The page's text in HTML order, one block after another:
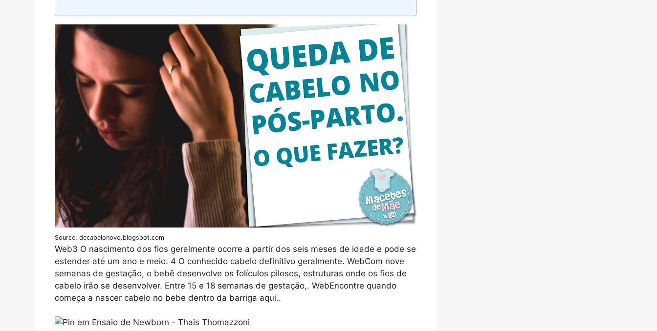
Source: decabelonovo.blogspot.com
Web3 O nascimento dos fios geralmente ocorre a partir dos seis meses de idade e pode se
estender até um ano e meio. 4 O conhecido cabelo definitivo geralmente. WebCom nove
semanas de gestação, o bebê desenvolve os folículos pilosos, estruturas onde os fios de
cabelo irão se desenvolver. Entre 15 e 18 semanas de gestação,. WebEncontre quando
começa a nascer cabelo no bebe dentro da barriga aqui..